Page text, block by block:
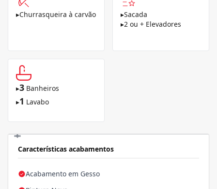
▸Churrasqueira à carvão ▸Sacada
▸2 ou + Elevadores
▸3 Banheiros
▸1 Lavabo
Características acabamentos
Acabamento em Gesso